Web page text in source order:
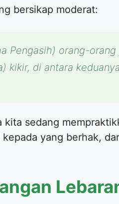
bersikap moderat:
Pengasih) orang-
kikir, di antara
sedang
yang berhak,